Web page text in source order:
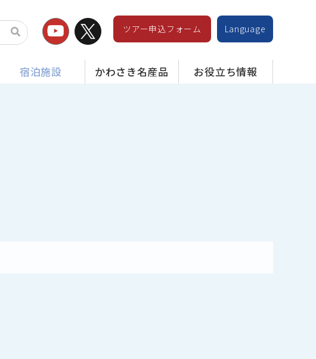
ツアー申込フォーム Language
宿泊施設 かわさき名産品 お役立ち情報